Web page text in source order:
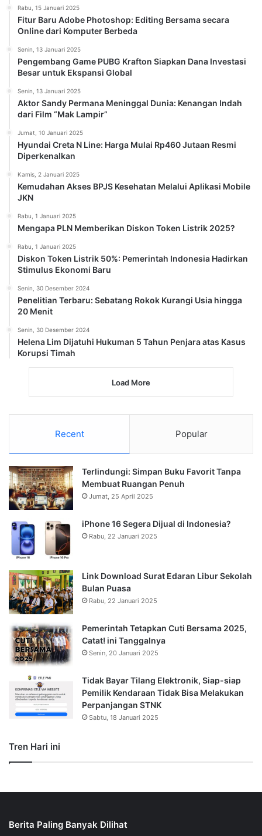
Rabu, 15 Januari 2025
Fitur Baru Adobe Photoshop: Editing Bersama secara
Online dari Komputer Berbeda
Senin, 13 Januari 2025
Pengembang Game PUBG Krafton Siapkan Dana Investasi
Besar untuk Ekspansi Global
Senin, 13 Januari 2025
Aktor Sandy Permana Meninggal Dunia: Kenangan Indah
dari Film “Mak Lampir”
Jumat, 10 Januari 2025
Hyundai Creta N Line: Harga Mulai Rp460 Jutaan Resmi
Diperkenalkan
Kamis, 2 Januari 2025
Kemudahan Akses BPJS Kesehatan Melalui Aplikasi Mobile
JKN
Rabu, 1 Januari 2025
Mengapa PLN Memberikan Diskon Token Listrik 2025?
Rabu, 1 Januari 2025
Diskon Token Listrik 50%: Pemerintah Indonesia Hadirkan
Stimulus Ekonomi Baru
Senin, 30 Desember 2024
Penelitian Terbaru: Sebatang Rokok Kurangi Usia hingga
20 Menit
Senin, 30 Desember 2024
Helena Lim Dijatuhi Hukuman 5 Tahun Penjara atas Kasus
Korupsi Timah
Load More
Recent Popular
Terlindungi: Simpan Buku Favorit Tanpa
Membuat Ruangan Penuh
Jumat, 25 April 2025
iPhone 16 Segera Dijual di Indonesia?
Rabu, 22 Januari 2025
Link Download Surat Edaran Libur Sekolah
Bulan Puasa
Rabu, 22 Januari 2025
Pemerintah Tetapkan Cuti Bersama 2025,
Catat! ini Tanggalnya
Senin, 20 Januari 2025
Tidak Bayar Tilang Elektronik, Siap-siap
Pemilik Kendaraan Tidak Bisa Melakukan
Perpanjangan STNK
Sabtu, 18 Januari 2025
Tren Hari ini
Berita Paling Banyak Dilihat